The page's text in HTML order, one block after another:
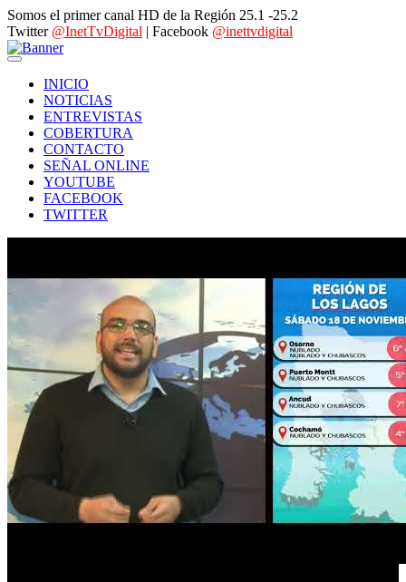
Somos el primer canal HD de la Región 25.1 -25.2
Twitter @InetTvDigital | Facebook @inettvdigital
INICIO
NOTICIAS
ENTREVISTAS
COBERTURA
CONTACTO
SEÑAL ONLINE
YOUTUBE
FACEBOOK
TWITTER